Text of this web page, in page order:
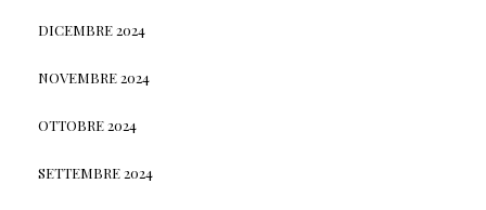
DICEMBRE 2024
NOVEMBRE 2024
OTTOBRE 2024
SETTEMBRE 2024